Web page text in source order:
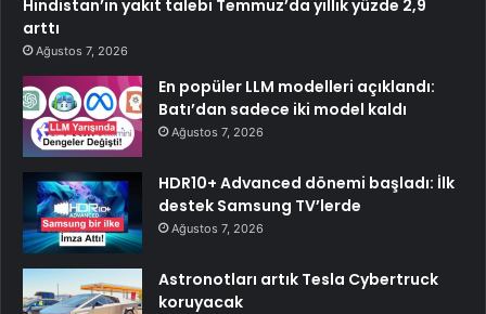
Hindistan’ın yakıt talebi Temmuz’da yıllık yüzde 2,9
arttı
Ağustos 7, 2026
En popüler LLM modelleri açıklandı:
Batı’dan sadece iki model kaldı
Ağustos 7, 2026
HDR10+ Advanced dönemi başladı: İlk
destek Samsung TV’lerde
Ağustos 7, 2026
Astronotları artık Tesla Cybertruck
koruyacak